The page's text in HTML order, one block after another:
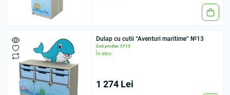
Dulap cu cutii “Aventuri maritime” №13
Cod produs: 5713
În stoc
1 274 Lei